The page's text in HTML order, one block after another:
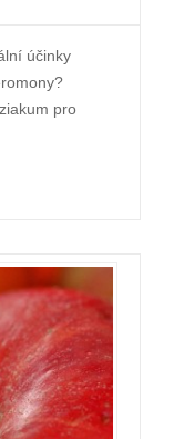
účinky
pro